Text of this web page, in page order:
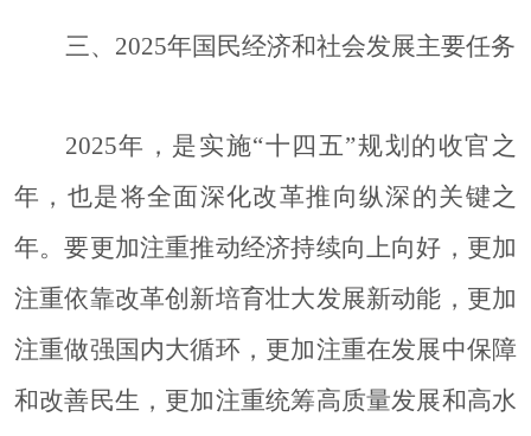
三、 2025年国民经济和社会发展主要任务
2025年，是实施“十四五”规划的收官之
年，也是将全面深化改革推向纵深的关键之
年。要更加注重推动经济持续向上向好，更加
注重依靠改革创新培育壮大发展新动能，更加
注重做强国内大循环，更加注重在发展中保障
和改善民生，更加注重统筹高质量发展和高水